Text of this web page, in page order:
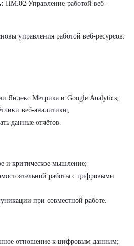
ПМ.02 Управление работой веб-
управления работой веб-ресурсов.
Яндекс.Метрика и Google Analytics;
веб-аналитики;
данные отчётов.
и критическое мышление;
работы с цифровыми
при совместной работе.
отношение к цифровым данным;